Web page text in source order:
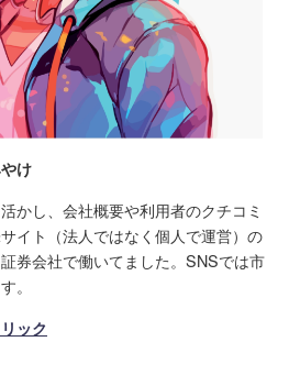
け
かし、会社概要や利用者のクチコミ
イト（法人ではなく個人で運営）の
券会社で働いてました。SNSでは市
。
ック